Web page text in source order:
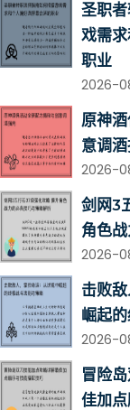
圣职
戏需
职业
2026-
原神
意调
2026-
剑网3
角色
2026-
击败
崛起
2026-
冒险
佳加